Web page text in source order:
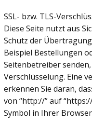
SSL- bzw. TLS-
Diese Seite nutzt aus
Schutz der
Beispiel Bestellungen
Seitenbetreiber senden,
Verschlüsselung. Eine
erkennen Sie daran,
von “http://” auf
Symbol in Ihrer